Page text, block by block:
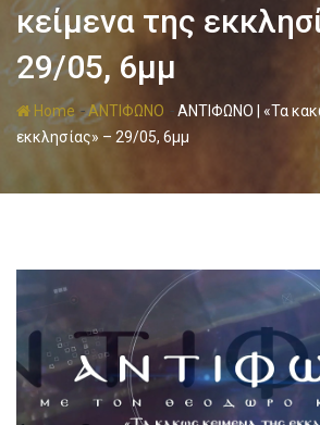
κείμενα της
29/05, 6μμ
Home -ΑΝΤΙΦΩΝΟ -ΑΝΤΙΦΩΝΟ | «Τα
εκκλησίας» – 29/05, 6μμ